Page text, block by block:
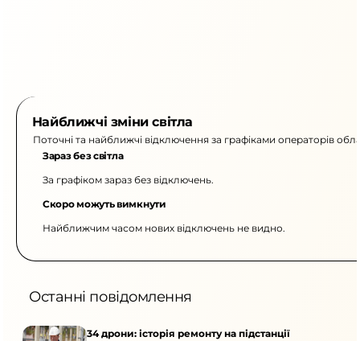
Найближчі зміни світла
Поточні та найближчі відключення за графіками операторів
Зараз без світла
За графіком зараз без відключень.
Скоро можуть вимкнути
Найближчим часом нових відключень не видно.
Останні повідомлення
34 дрони: історія ремонту на підстанції